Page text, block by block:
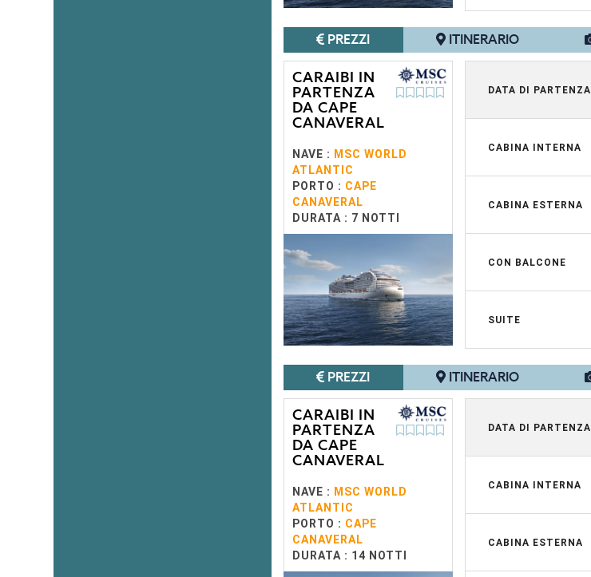
PREZZI ITINERARIO
CARAIBI IN
PARTENZA
DA CAPE
CANAVERAL
NAVE : MSC WORLD
ATLANTIC
PORTO : CAPE
CANAVERAL
DURATA : 7 NOTTI
DATA DI PARTENZA
CABINA INTERNA
CABINA ESTERNA
CON BALCONE
SUITE
PREZZI ITINERARIO
CARAIBI IN
PARTENZA
DA CAPE
CANAVERAL
NAVE : MSC WORLD
ATLANTIC
PORTO : CAPE
CANAVERAL
DURATA : 14 NOTTI
DATA DI PARTENZA
CABINA INTERNA
CABINA ESTERNA